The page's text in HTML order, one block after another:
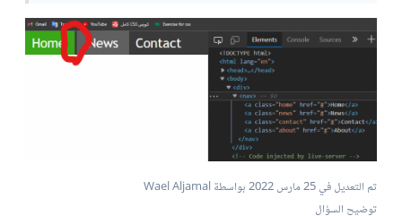
تم التعديل في25 مارس 2022
بواسطة Wael Aljamal
توضيح السؤال